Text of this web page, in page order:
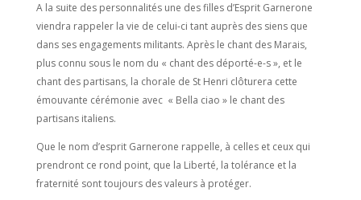
A la suite des personnalités une des filles d’Esprit Garnerone
viendra rappeler la vie de celui-ci tant auprès des siens que
dans ses engagements militants. Après le chant des Marais,
plus connu sous le nom du « chant des déporté-e-s », et le
chant des partisans, la chorale de St Henri clôturera cette
émouvante cérémonie avec « Bella ciao » le chant des
partisans italiens.
Que le nom d’esprit Garnerone rappelle, à celles et ceux qui
prendront ce rond point, que la Liberté, la tolérance et la
fraternité sont toujours des valeurs à protéger.